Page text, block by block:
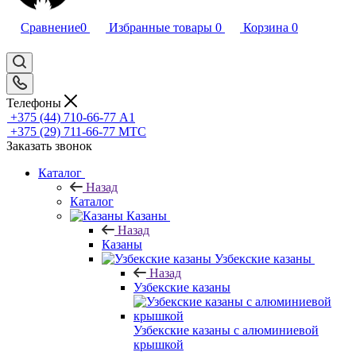
Сравнение0 Избранные товары 0 Корзина 0
Телефоны
+375 (44) 710-66-77 А1
+375 (29) 711-66-77 МТС
Заказать звонок
Каталог
Назад
Каталог
Казаны
Назад
Казаны
Узбекские казаны
Назад
Узбекские казаны
Узбекские казаны с алюминиевой
крышкой